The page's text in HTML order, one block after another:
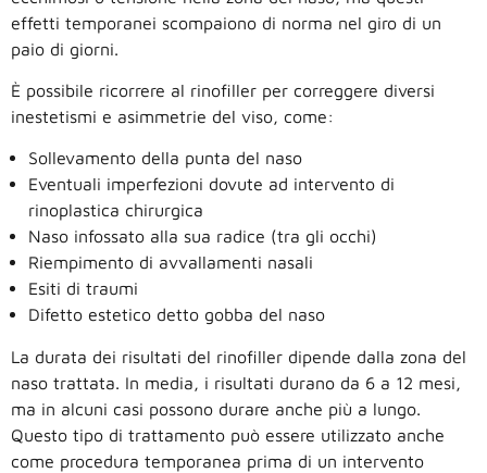
effetti temporanei scompaiono di norma nel giro di un
paio di giorni.
È possibile ricorrere al rinofiller per correggere diversi
inestetismi e asimmetrie del viso, come:
Sollevamento della punta del naso
Eventuali imperfezioni dovute ad intervento di
rinoplastica chirurgica
Naso infossato alla sua radice (tra gli occhi)
Riempimento di avvallamenti nasali
Esiti di traumi
Difetto estetico detto gobba del naso
La durata dei risultati del rinofiller dipende dalla zona del
naso trattata. In media, i risultati durano da 6 a 12 mesi,
ma in alcuni casi possono durare anche più a lungo.
Questo tipo di trattamento può essere utilizzato anche
come procedura temporanea prima di un intervento